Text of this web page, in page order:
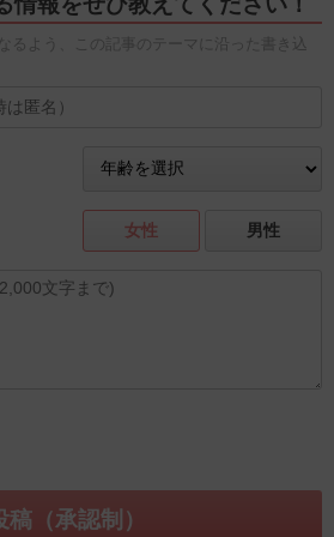
るよう、この記事のテーマに沿った書き込
女性 男性